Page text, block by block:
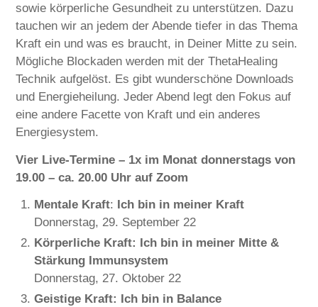
sowie körperliche Gesundheit zu unterstützen. Dazu
tauchen wir an jedem der Abende tiefer in das Thema
Kraft ein und was es braucht, in Deiner Mitte zu sein.
Mögliche Blockaden werden mit der ThetaHealing
Technik aufgelöst. Es gibt wunderschöne Downloads
und Energieheilung. Jeder Abend legt den Fokus auf
eine andere Facette von Kraft und ein anderes
Energiesystem.
Vier Live-Termine – 1x im Monat donnerstags von
19.00 – ca. 20.00 Uhr auf Zoom
Mentale Kraft: Ich bin in meiner Kraft
Donnerstag, 29. September 22
Körperliche Kraft: Ich bin in meiner Mitte &
Stärkung Immunsystem
Donnerstag, 27. Oktober 22
Geistige Kraft: Ich bin in Balance